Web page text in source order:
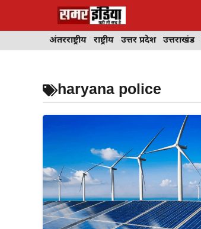
अंतरराष्ट्रीय राष्ट्रीय उत्तर प्रदेश उत्तराखंड
haryana police